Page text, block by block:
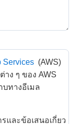
Services (AWS)
าง ๆ ของ AWS
ทางอีเมล